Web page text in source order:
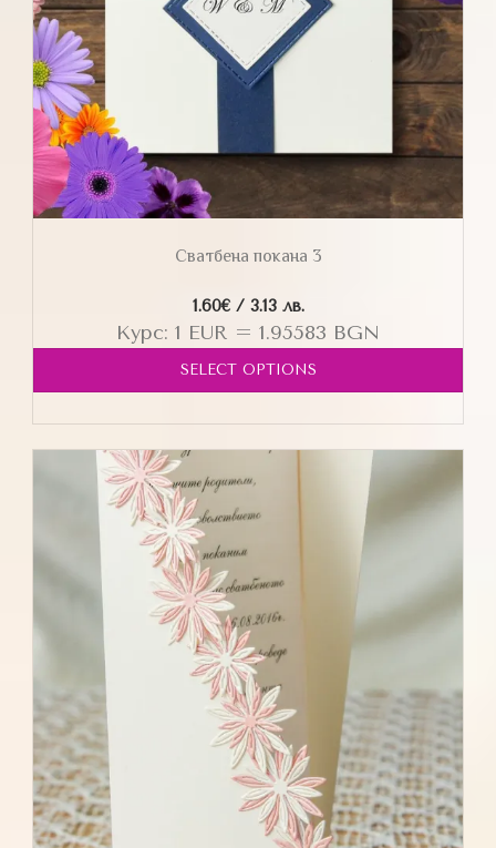
Сватбена покана 3
1.60€/ 3.13 лв.
Курс: 1 EUR = 1.95583 BGN
SELECT OPTIONS